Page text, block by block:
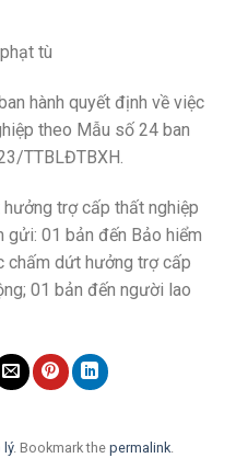
tù
hành quyết định về việc
theo Mẫu số 24 ban
TTBLĐTBXH.
trợ cấp thất nghiệp
01 bản đến Bảo hiểm
chấm dứt hưởng trợ cấp
01 bản đến người lao
lý. Bookmark the permalink.